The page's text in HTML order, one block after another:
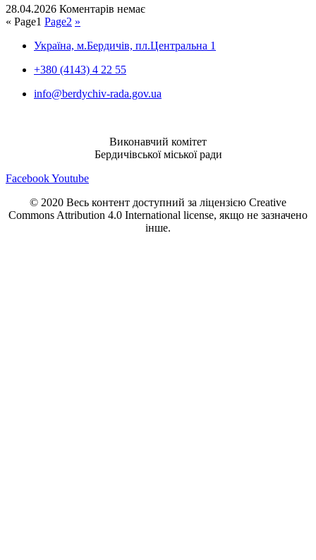
28.04.2026 Коментарів немає
« Page1 Page2 »
Україна, м.Бердичів, пл.Центральна 1
+380 (4143) 4 22 55
info@berdychiv-rada.gov.ua
Виконавчий комітет
Бердичівської міської ради
FacebookYoutube
© 2020 Весь контент доступний за ліцензією Creative
Commons Attribution 4.0 International license, якщо не зазначено
інше.